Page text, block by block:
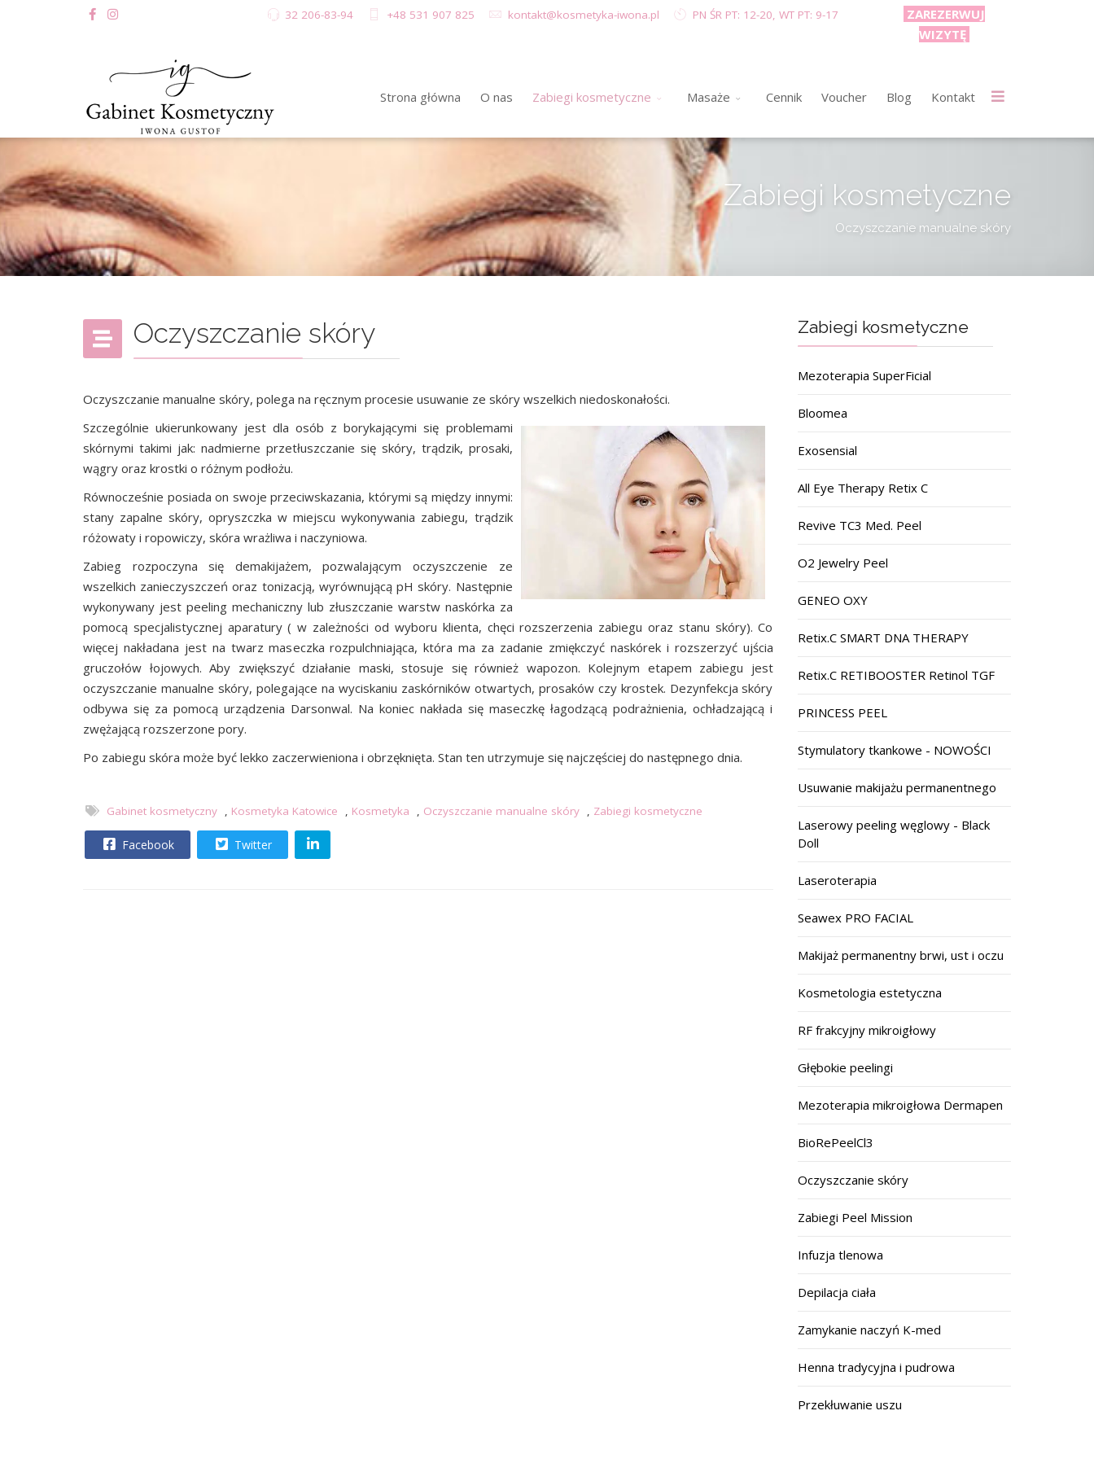
32 206-83-94 +48 531 907 825 kontakt@kosmetyka-iwona.pl PN ŚR PT: 12-20, WT PT: 9-17
ZAREZERWUJ
WIZYTĘ
Strona główna O nas Zabiegi kosmetyczne Masaże Cennik Voucher Blog Kontakt
Zabiegi kosmetyczne
Oczyszczanie manualne skóry
Oczyszczanie skóry
Oczyszczanie manualne skóry, polega na ręcznym procesie usuwanie ze skóry wszelkich niedoskonałości.
Szczególnie ukierunkowany jest dla osób z borykającymi się problemami
skórnymi takimi jak: nadmierne przetłuszczanie się skóry, trądzik, prosaki,
wągry oraz krostki o różnym podłożu.
Równocześnie posiada on swoje przeciwskazania, którymi są między innymi:
stany zapalne skóry, opryszczka w miejscu wykonywania zabiegu, trądzik
różowaty i ropowiczy, skóra wrażliwa i naczyniowa.
Zabieg rozpoczyna się demakijażem, pozwalającym oczyszczenie ze
wszelkich zanieczyszczeń oraz tonizacją, wyrównującą pH skóry. Następnie
wykonywany jest peeling mechaniczny lub złuszczanie warstw naskórka za
pomocą specjalistycznej aparatury ( w zależności od wyboru klienta, chęci rozszerzenia zabiegu oraz stanu skóry). Co
więcej nakładana jest na twarz maseczka rozpulchniająca, która ma za zadanie zmiękczyć naskórek i rozszerzyć ujścia
gruczołów łojowych. Aby zwiększyć działanie maski, stosuje się również wapozon. Kolejnym etapem zabiegu jest
oczyszczanie manualne skóry, polegające na wyciskaniu zaskórników otwartych, prosaków czy krostek. Dezynfekcja skóry
odbywa się za pomocą urządzenia Darsonwal. Na koniec nakłada się maseczkę łagodzącą podrażnienia, ochładzającą i
zwężającą rozszerzone pory.
Po zabiegu skóra może być lekko zaczerwieniona i obrzęknięta. Stan ten utrzymuje się najczęściej do następnego dnia.
Gabinet kosmetyczny , Kosmetyka Katowice , Kosmetyka , Oczyszczanie manualne skóry , Zabiegi kosmetyczne
Facebook Twitter
Zabiegi kosmetyczne
Mezoterapia SuperFicial
Bloomea
Exosensial
All Eye Therapy Retix C
Revive TC3 Med. Peel
O2 Jewelry Peel
GENEO OXY
Retix.C SMART DNA THERAPY
Retix.C RETIBOOSTER Retinol TGF
PRINCESS PEEL
Stymulatory tkankowe - NOWOŚCI
Usuwanie makijażu permanentnego
Laserowy peeling węglowy - Black
Doll
Laseroterapia
Seawex PRO FACIAL
Makijaż permanentny brwi, ust i oczu
Kosmetologia estetyczna
RF frakcyjny mikroigłowy
Głębokie peelingi
Mezoterapia mikroigłowa Dermapen
BioRePeelCl3
Oczyszczanie skóry
Zabiegi Peel Mission
Infuzja tlenowa
Depilacja ciała
Zamykanie naczyń K-med
Henna tradycyjna i pudrowa
Przekłuwanie uszu